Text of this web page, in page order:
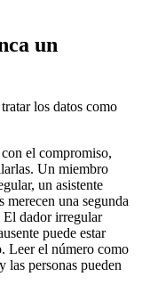
un
los datos como
el compromiso,
Un miembro
un asistente
merecen una segunda
El dador irregular
puede estar
Leer el número como
personas pueden